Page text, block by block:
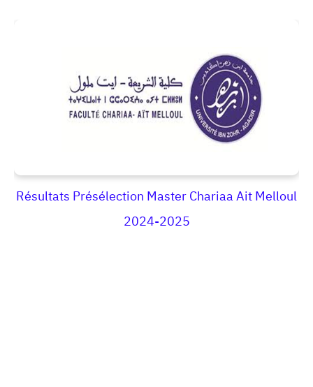
Résultats Présélection Master Chariaa Ait Melloul
2024-2025